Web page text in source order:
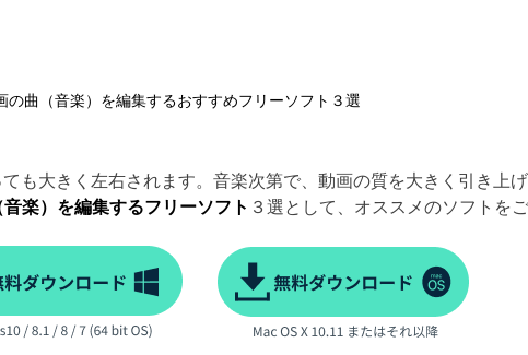
の曲（音楽）を編集するおすすめフリーソフト３選
も大きく左右されます。音楽次第で、動画の質を大きく引き上
楽）を編集するフリーソフト ３選として、オススメのソフトを